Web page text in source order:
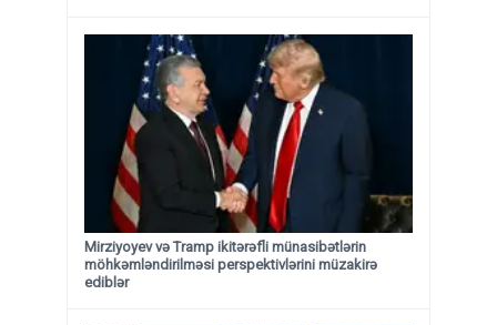
Mirziyoyev və Tramp ikitərəfli münasibətlərin
möhkəmləndirilməsi perspektivlərini müzakirə
ediblər